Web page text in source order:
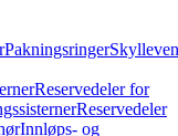
Pakningsringer
Reservedeler for
Reservedeler
Innløps- og